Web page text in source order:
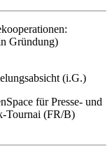
Gründung)
(i.G.)
für Presse- und
Tournai (FR/B)